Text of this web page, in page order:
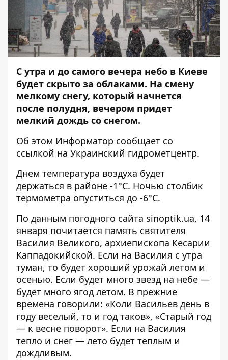
С утра и до самого вечера небо в Киеве
будет скрыто за облаками. На смену
мелкому снегу, который начнется
после полудня, вечером придет
мелкий дождь со снегом.
Об этом Информатор сообщает со
ссылкой на Украинский гидрометцентр.
Днем температура воздуха будет
держаться в районе -1°C. Ночью столбик
термометра опуститься до -6°C.
По данным погодного сайта sinoptik.ua, 14
января почитается память святителя
Василия Великого, архиепископа Кесарии
Каппадокийской. Если на Василия с утра
туман, то будет хороший урожай летом и
осенью. Если будет много звезд на небе —
будет много ягод летом. В прежние
времена говорили: «Коли Васильев день в
году веселый, то и год таков», «Старый год
— к весне поворот». Если на Василия
тепло и снег — лето будет теплым и
дождливым.